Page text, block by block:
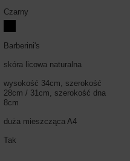
Czarny
Barberini's
skóra licowa naturalna
wysokość 34cm, szerokość
28cm / 31cm, szerokość dna
8cm
duża mieszcząca A4
Tak